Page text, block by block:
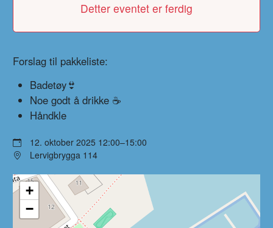
Detter eventet er ferdig
Forslag til pakkeliste:
Badetøy👙
Noe godt å drikke ☕️
Håndkle
12. oktober 2025 12:00–15:00
Lervigbrygga 114
+
−